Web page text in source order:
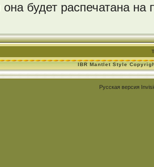
она будет распечатана на
IBR Mantlet Style
Русская версия